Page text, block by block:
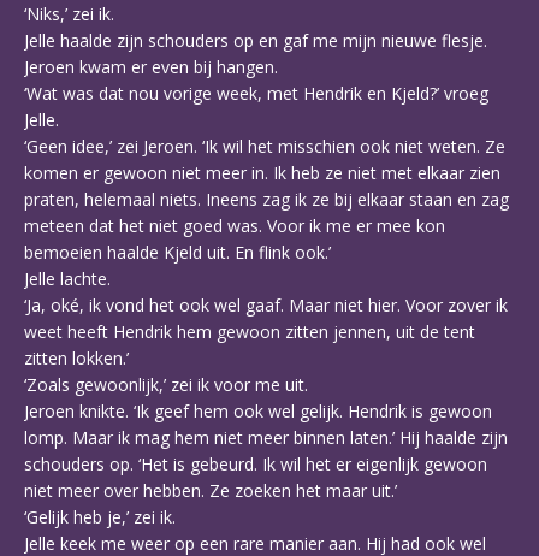
‘Niks,’ zei ik.
Jelle haalde zijn schouders op en gaf me mijn nieuwe flesje.
Jeroen kwam er even bij hangen.
‘Wat was dat nou vorige week, met Hendrik en Kjeld?’ vroeg
Jelle.
‘Geen idee,’ zei Jeroen. ‘Ik wil het misschien ook niet weten. Ze
komen er gewoon niet meer in. Ik heb ze niet met elkaar zien
praten, helemaal niets. Ineens zag ik ze bij elkaar staan en zag
meteen dat het niet goed was. Voor ik me er mee kon
bemoeien haalde Kjeld uit. En flink ook.’
Jelle lachte.
‘Ja, oké, ik vond het ook wel gaaf. Maar niet hier. Voor zover ik
weet heeft Hendrik hem gewoon zitten jennen, uit de tent
zitten lokken.’
‘Zoals gewoonlijk,’ zei ik voor me uit.
Jeroen knikte. ‘Ik geef hem ook wel gelijk. Hendrik is gewoon
lomp. Maar ik mag hem niet meer binnen laten.’ Hij haalde zijn
schouders op. ‘Het is gebeurd. Ik wil het er eigenlijk gewoon
niet meer over hebben. Ze zoeken het maar uit.’
‘Gelijk heb je,’ zei ik.
Jelle keek me weer op een rare manier aan. Hij had ook wel